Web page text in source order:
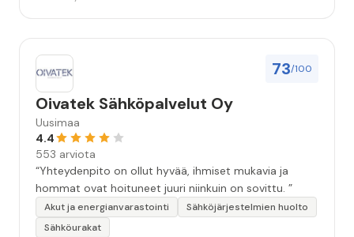
73/100
Oivatek Sähköpalvelut Oy
Uusimaa
4.4
553 arviota
“Yhteydenpito on ollut hyvää, ihmiset mukavia ja
hommat ovat hoituneet juuri niinkuin on sovittu. ”
Akut ja energianvarastointi
Sähköjärjestelmien huolto
Sähköurakat